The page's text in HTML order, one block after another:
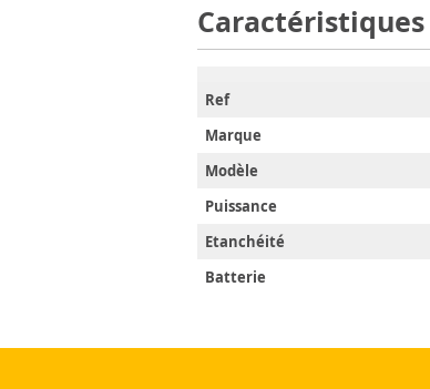
Caractéristiques
Ref
Marque
Modèle
Puissance
Etanchéité
Batterie